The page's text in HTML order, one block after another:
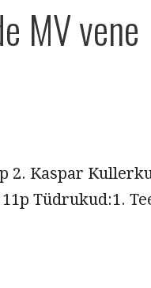
MV vene
2. Kaspar
Tüdrukud:1.